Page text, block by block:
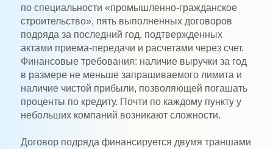
по специальности «промышленно-гражданское
строительство», пять выполненных договоров
подряда за последний год, подтвержденных
актами приема-передачи и расчетами через счет.
Финансовые требования: наличие выручки за год
в размере не меньше запрашиваемого лимита и
наличие чистой прибыли, позволяющей погашать
проценты по кредиту. Почти по каждому пункту у
небольших компаний возникают сложности.
Договор подряда финансируется двумя траншами